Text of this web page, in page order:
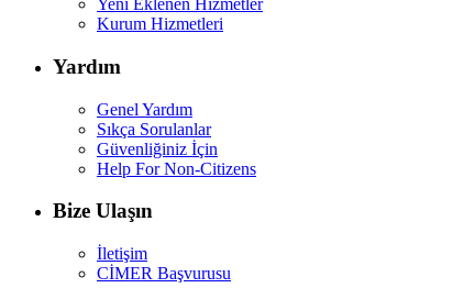
Yeni Eklenen Hizmetler
Kurum Hizmetleri
Yardım
Genel Yardım
Sıkça Sorulanlar
Güvenliğiniz İçin
Help For Non-Citizens
Bize Ulaşın
İletişim
CİMER Başvurusu